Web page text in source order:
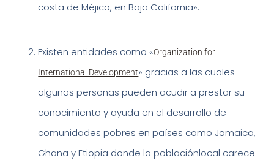
costa de Méjico, en Baja California».
Existen entidades como «Organization for
International Development» gracias a las cuales
algunas personas pueden acudir a prestar su
conocimiento y ayuda en el desarrollo de
comunidades pobres en países como Jamaica,
Ghana y Etiopia donde la poblaciónlocal carece